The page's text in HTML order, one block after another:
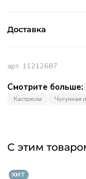
Смотрите больше:
Кастрюли
Чугунная
Доставка
арт. 11212687
С этим
ХИТ